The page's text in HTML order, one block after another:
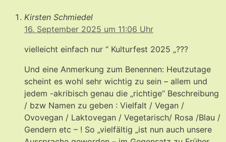
Kirsten Schmiedel
16. September 2025 um 11:06 Uhr
vielleicht einfach nur “ Kulturfest 2025 „???
Und eine Anmerkung zum Benennen: Heutzutage
scheint es wohl sehr wichtig zu sein – allem und
jedem -akribisch genau die „richtige“ Beschreibung
/ bzw Namen zu geben : Vielfalt / Vegan /
Ovovegan / Laktovegan / Vegetarisch/ Rosa /Blau /
Gendern etc – ! So „vielfältig „ist nun auch unsere